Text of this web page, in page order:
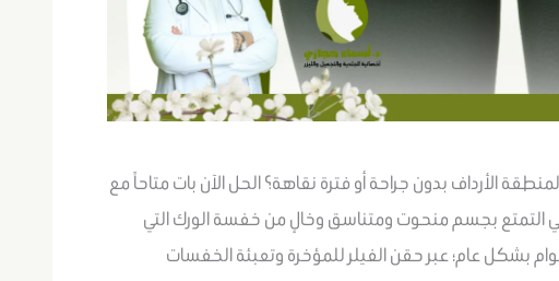
الأرداف بدون جراحة أو فترة نقاهة؟ الحل الآن بات متاحاً مع
بجسم منحوت ومتناسق وخالٍ من خفسة الورك التي
بشكل عام؛ عبر حقن الفيلر للمؤخرة وتعبئة الخفسات